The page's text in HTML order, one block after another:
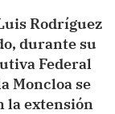
Rodríguez
durante su
Federal
Moncloa se
la extensión